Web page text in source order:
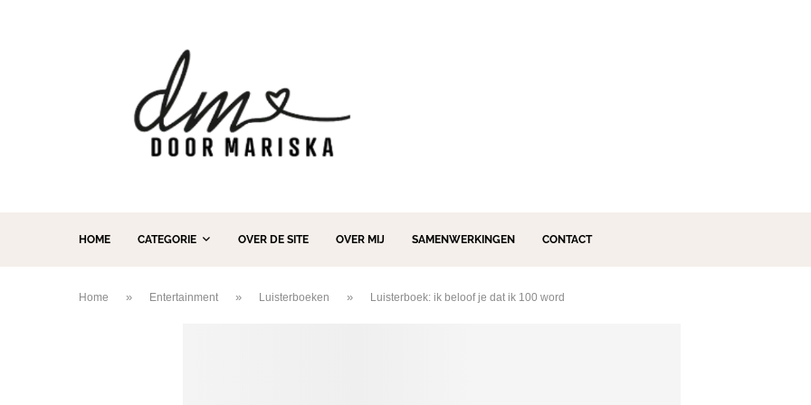
HOME CATEGORIE OVER DE SITE OVER MIJ SAMENWERKINGEN CONTACT
Home » Entertainment » Luisterboeken » Luisterboek: ik beloof je dat ik 100 word